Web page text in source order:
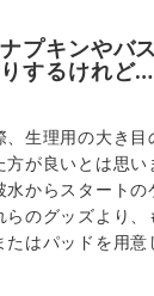
プキンやバ
するけれど…
生理用の大き目
が良いとは思
からスタートの
のグッズより、
はパッドを用意